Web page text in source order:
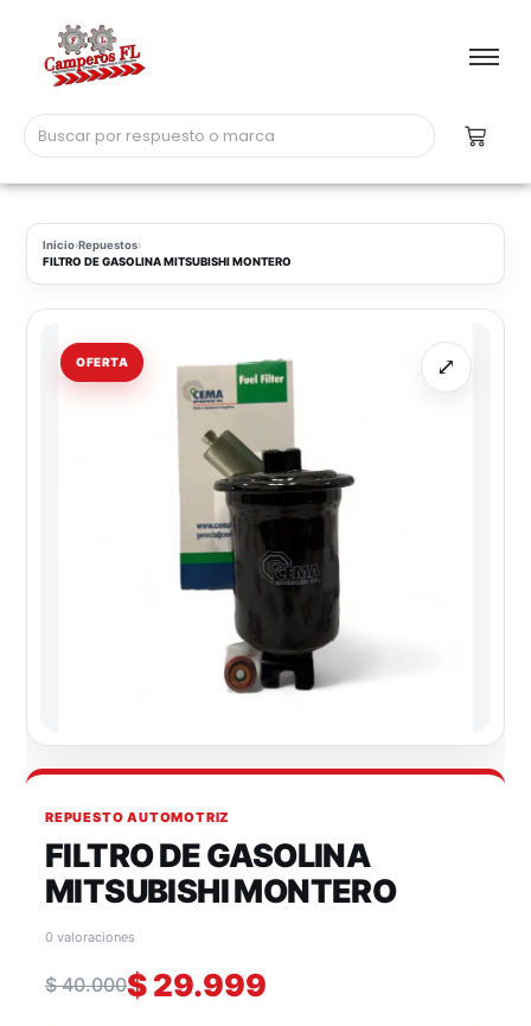
Inicio›Repuestos›
FILTRO DE GASOLINA MITSUBISHI MONTERO
OFERTA ⤢
REPUESTO AUTOMOTRIZ
FILTRO DE GASOLINA
MITSUBISHI MONTERO
0 valoraciones
$40.000$29.999